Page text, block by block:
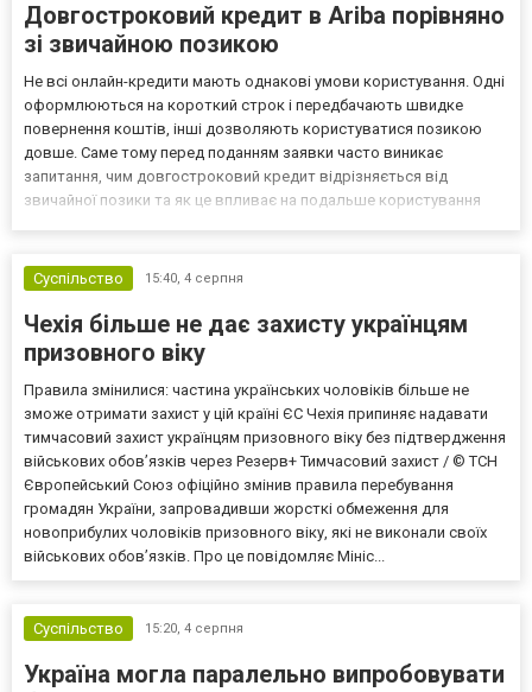
Довгостроковий кредит в Ariba порівняно
зі звичайною позикою
Не всі онлайн-кредити мають однакові умови користування. Одні
оформлюються на короткий строк і передбачають швидке
повернення коштів, інші дозволяють користуватися позикою
довше. Саме тому перед поданням заявки часто виникає
запитання, чим довгостроковий кредит відрізняється від
звичайної позики та як це впливає на подальше користування
у...Суспільство 15:40, 4 серпня
Чехія більше не дає захисту українцям
призовного віку
Правила змінилися: частина українських чоловіків більше не
зможе отримати захист у цій країні ЄС Чехія припиняє надавати
тимчасовий захист українцям призовного віку без підтвердження
військових обов’язків через Резерв+ Тимчасовий захист / © ТСН
Європейський Союз офіційно змінив правила перебування
громадян України, запровадивши жорсткі обмеження для
новоприбулих чоловіків призовного віку, які не виконали своїх
військових обов’язків. Про це повідомляє Мініс...
Суспільство 15:20, 4 серпня
Україна могла паралельно випробовувати